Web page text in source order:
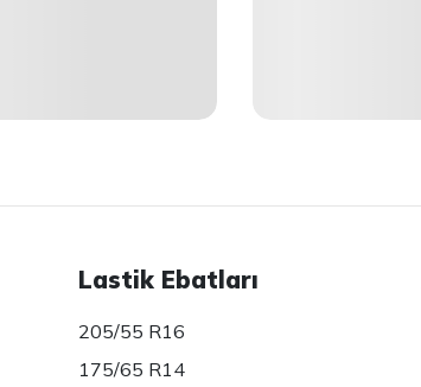
Lastik Ebatları
205/55 R16
175/65 R14